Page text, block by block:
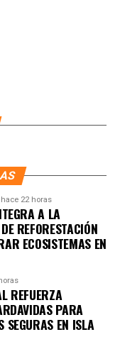
hace 22 horas
A LA
REFORESTACIÓN
ECOSISTEMAS EN
REFUERZA
PARA
SEGURAS EN ISLA